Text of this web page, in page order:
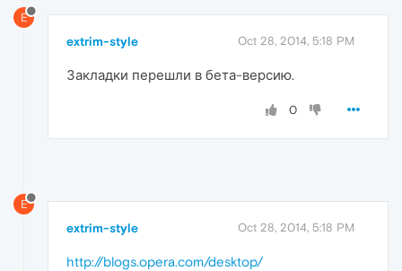
E
extrim-style Oct 28, 2014, 5:18 PM
Закладки перешли в бета-версию.
0
E
extrim-style Oct 28, 2014, 5:18 PM
http://blogs.opera.com/desktop/